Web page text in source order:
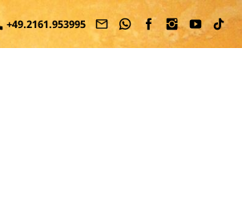
+49.2161.953995